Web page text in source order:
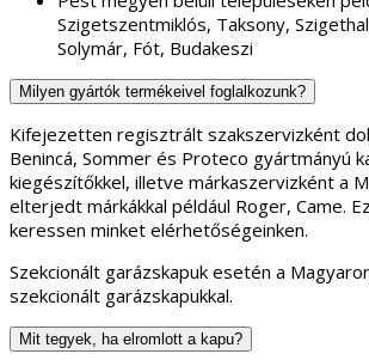
Szigetszentmiklós, Taksony,
Solymár, Fót, Budakeszi
Milyen gyártók termékeivel foglalkozunk?
Kifejezetten regisztrált szakszervizként
Benincá, Sommer és Proteco gyártmányú
kiegészítőkkel, illetve márkaszervizként a
elterjedt márkákkal például Roger, Came.
keressen minket elérhetőségeinken.
Szekcionált garázskapuk esetén a
szekcionált garázskapukkal.
Mit tegyek, ha elromlott a kapu?